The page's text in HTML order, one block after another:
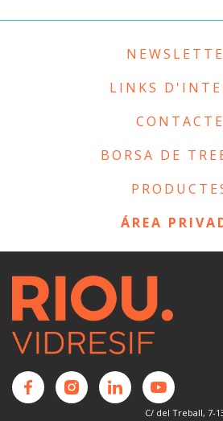
LINKS
CONTACTE
BORSA DE
ÁREA
C/ del Treball, 7-